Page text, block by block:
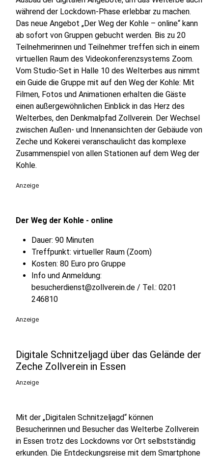
während der Lockdown-Phase erlebbar zu machen.
Das neue Angebot „Der Weg der Kohle – online“ kann
ab sofort von Gruppen gebucht werden. Bis zu 20
Teilnehmerinnen und Teilnehmer treffen sich in einem
virtuellen Raum des Videokonferenzsystems Zoom.
Vom Studio-Set in Halle 10 des Welterbes aus nimmt
ein Guide die Gruppe mit auf den Weg der Kohle: Mit
Filmen, Fotos und Animationen erhalten die Gäste
einen außergewöhnlichen Einblick in das Herz des
Welterbes, den Denkmalpfad Zollverein. Der Wechsel
zwischen Außen- und Innenansichten der Gebäude von
Zeche und Kokerei veranschaulicht das komplexe
Zusammenspiel von allen Stationen auf dem Weg der
Kohle.
Anzeige
Der Weg der Kohle - online
Dauer: 90 Minuten
Treffpunkt: virtueller Raum (Zoom)
Kosten: 80 Euro pro Gruppe
Info und Anmeldung:
besucherdienst@zollverein.de / Tel.: 0201
246810
Anzeige
Digitale Schnitzeljagd über das Gelände der
Zeche Zollverein in Essen
Anzeige
Mit der „Digitalen Schnitzeljagd“ können
Besucherinnen und Besucher das Welterbe Zollverein
in Essen trotz des Lockdowns vor Ort selbstständig
erkunden. Die Entdeckungsreise mit dem Smartphone